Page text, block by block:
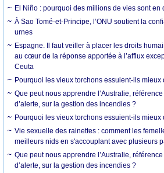
El Niño : pourquoi des millions de vies sont en
À Sao Tomé-et-Principe, l’ONU soutient la
urnes
Espagne. Il faut veiller à placer les droits
au cœur de la réponse apportée à l’afflux
Ceuta
Pourquoi les vieux torchons essuient-ils mieux
Que peut nous apprendre l’Australie,
d’alerte, sur la gestion des incendies ?
Pourquoi les vieux torchons essuient-ils mieux
Vie sexuelle des rainettes : comment les
meilleurs nids en s'accouplant avec plusieurs
Que peut nous apprendre l’Australie,
d’alerte, sur la gestion des incendies ?